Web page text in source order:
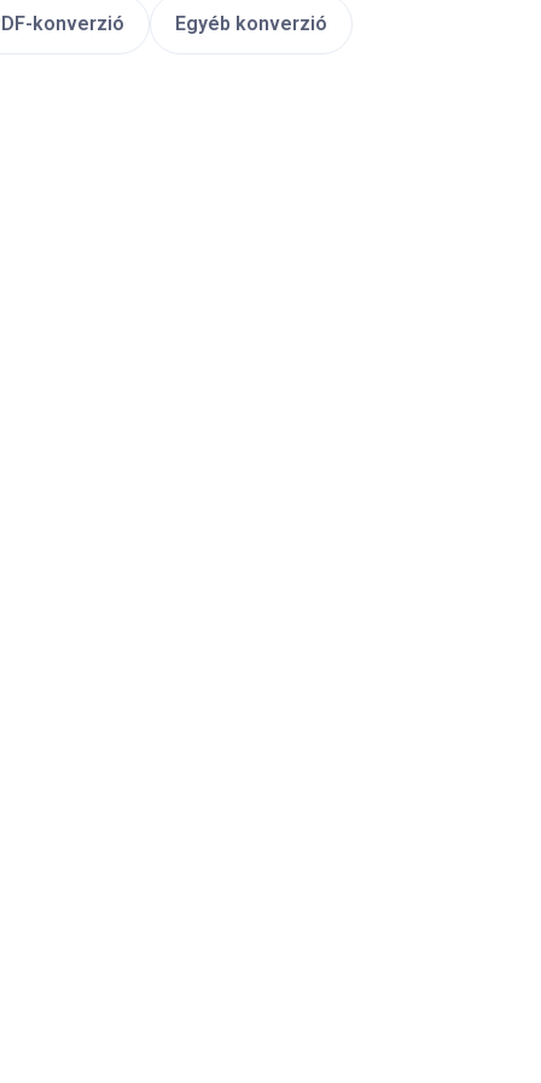
konverzió Egyéb konverzió